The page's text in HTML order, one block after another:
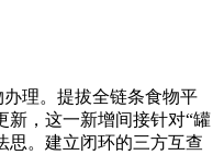
理。提拔全链条食物平
新，这一新增间接针对“罐
思。建立闭环的三方互查